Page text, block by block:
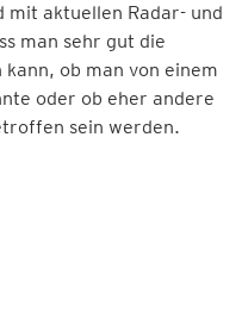
mit aktuellen Radar- und
man sehr gut die
ob man von einem
oder ob eher andere
sein werden.